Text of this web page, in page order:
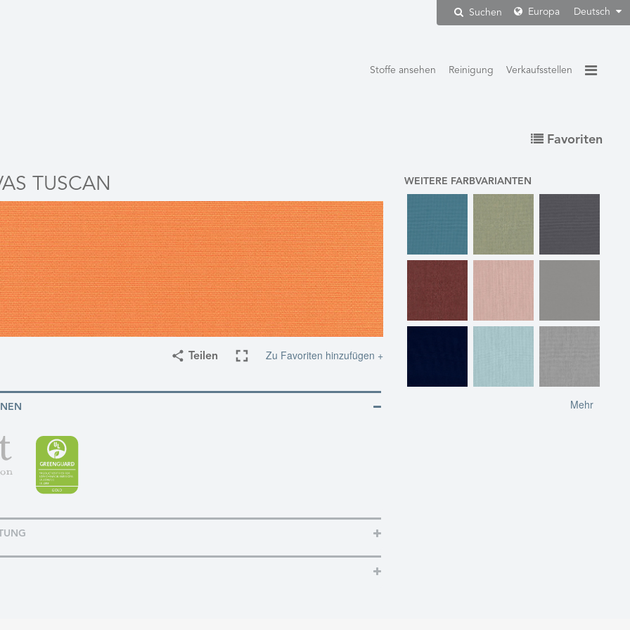
Suchen Europa Deutsch
Stoffe ansehen Reinigung Verkaufsstellen
Favoriten
TUSCAN
Teilen Zu Favoriten hinzufügen +
WEITERE FARBVARIANTEN
Mehr